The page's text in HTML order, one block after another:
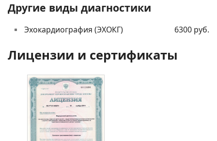
Другие виды диагностики
Эхокардиография (ЭХОКГ) 6300 руб.
Лицензии и сертификаты